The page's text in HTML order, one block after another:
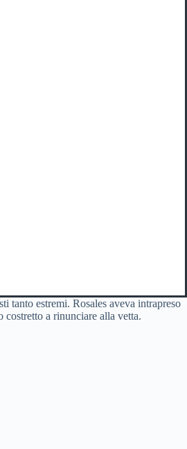
tanto estremi. Rosales aveva intrapreso
a rinunciare alla vetta.